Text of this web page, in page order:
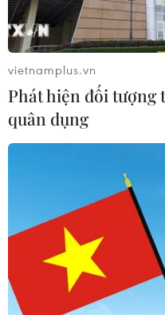
động thời vụ sang Hàn
06/08/2026 04:11
24 năm tù cho 2
chức “bay lắc” tại Hà Nội
Khởi tố thêm 6 đối
khống hồ sơ bảo hiểm
05/08/2026 14:55
vietnamplus.vn
Phát hiện đối tượng
quân dụng